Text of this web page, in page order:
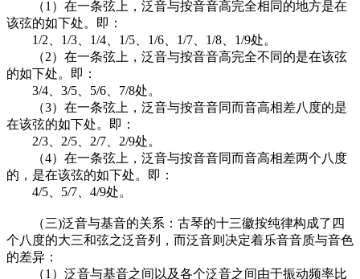
（1）在一条弦上，泛音与按音音高完全相同的地方是在
该弦的如下处。即：
1/2、1/3、1/4、1/5、1/6、1/7、1/8、1/9处。
（2）在一条弦上，泛音与按音音高完全不同的是在该弦
的如下处。即：
3/4、3/5、5/6、7/8处。
（3）在一条弦上，泛音与按音音同而音高相差八度的是
在该弦的如下处。即：
2/3、2/5、2/7、2/9处。
（4）在一条弦上，泛音与按音音同而音高相差两个八度
的，是在该弦的如下处。即：
4/5、5/7、4/9处。
（三)泛音与基音的关系：古琴的十三徽按纯律构成了四
个八度的大三和弦之泛音列，而泛音则决定着乐音音质与音色
的差异：
（1）泛音与基音之间以及各个泛音之间由于振动频率比